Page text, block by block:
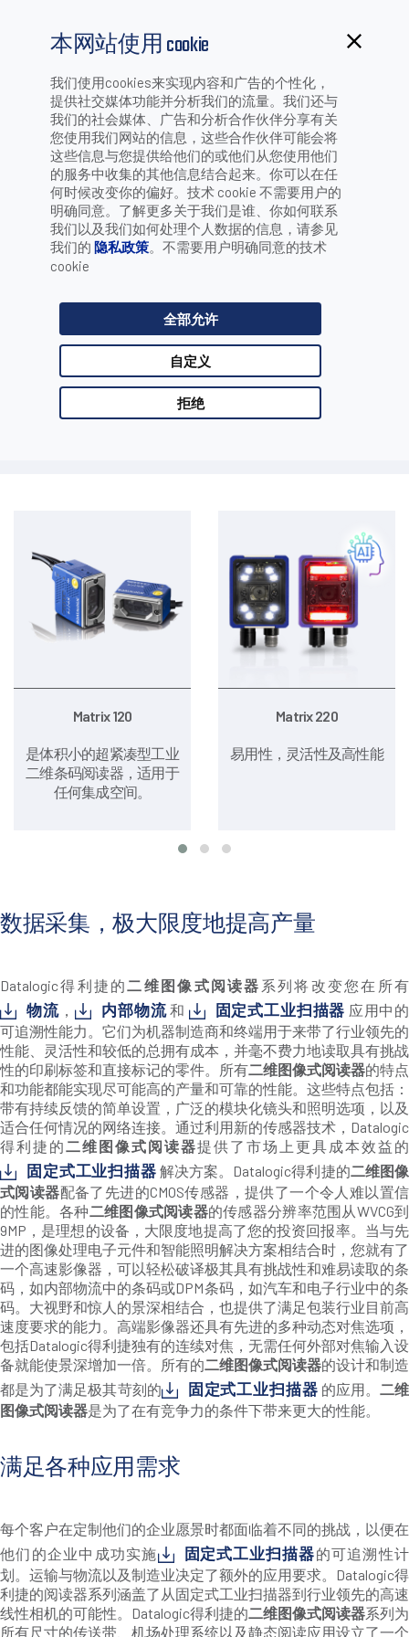
本网站使用 cookie
我们使用cookies来实现内容和广告的个性化，
提供社交媒体功能并分析我们的流量。我们还与
我们的社会媒体、广告和分析合作伙伴分享有关
您使用我们网站的信息，这些合作伙伴可能会将
这些信息与您提供给他们的或他们从您使用他们
的服务中收集的其他信息结合起来。你可以在任
何时候改变你的偏好。技术 cookie 不需要用户的
明确同意。了解更多关于我们是谁、你如何联系
我们以及我们如何处理个人数据的信息，请参见
我们的 隐私政策。不需要用户明确同意的技术
cookie
全部允许
自定义
拒绝
二维图像式阅读器
按行业/应用筛选：
选择 行业
选择 应用
请选择一个或多个选项，并按下搜索按钮
Matrix 120
是体积小的超紧凑型工业
二维条码阅读器，适用于
任何集成空间。
Matrix 220
易用性，灵活性及高性能
数据采集，极大限度地提高产量
Datalogic得利捷的 二维图像式阅读器 系列将改变您在所有
物流， 内部物流和 固定式工业扫描器 应用中的
可追溯性能力。它们为机器制造商和终端用于来带了行业领先的
性能、灵活性和较低的总拥有成本，并毫不费力地读取具有挑战
性的印刷标签和直接标记的零件。所有二维图像式阅读器的特点
和功能都能实现尽可能高的产量和可靠的性能。这些特点包括：
带有持续反馈的简单设置，广泛的模块化镜头和照明选项，以及
适合任何情况的网络连接。通过利用新的传感器技术，Datalogic
得利捷的 二维图像式阅读器提供了市场上更具成本效益的
固定式工业扫描器 解决方案。Datalogic得利捷的二维图像
式阅读器配备了先进的CMOS传感器，提供了一个令人难以置信
的性能。各种 二维图像式阅读器的传感器分辨率范围从WVCG到
9MP，是理想的设备，大限度地提高了您的投资回报率。当与先
进的图像处理电子元件和智能照明解决方案相结合时，您就有了
一个高速影像器，可以轻松破译极其具有挑战性和难易读取的条
码，如内部物流中的条码或DPM条码，如汽车和电子行业中的条
码。大视野和惊人的景深相结合，也提供了满足包装行业目前高
速度要求的能力。高端影像器还具有先进的多种动态对焦选项，
包括Datalogic得利捷独有的连续对焦，无需任何外部对焦输入设
备就能使景深增加一倍。所有的二维图像式阅读器的设计和制造
都是为了满足极其苛刻的
固定式工业扫描器 的应用。
二维
图像式阅读器是为了在有竞争力的条件下带来更大的性能。
满足各种应用需求
每个客户在定制他们的企业愿景时都面临着不同的挑战，以便在
他们的企业中成功实施
固定式工业扫描器的可追溯性计
划。运输与物流以及制造业决定了额外的应用要求。Datalogic得
利捷的阅读器系列涵盖了从固定式工业扫描器到行业领先的高速
线性相机的可能性。Datalogic得利捷的二维图像式阅读器系列为
所有尺寸的传送带、机场处理系统以及静态阅读应用设立了一个